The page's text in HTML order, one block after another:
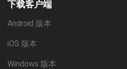
下载客户端
Android 版本
iOS 版本
Windows 版本